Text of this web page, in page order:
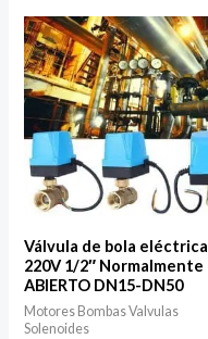
Válvula de bola eléctrica
220V 1/2″ Normalmente
ABIERTO DN15-DN50
Motores Bombas Valvulas
Solenoides